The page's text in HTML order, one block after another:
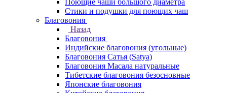
Поющие чаши большого диаметра
Стики и подушки для поющих чаш
Благовония
Назад
Благовония
Индийские благовония (угольные)
Благовония Сатья (Satya)
Благовония Масала натуральные
Тибетские благовония безосновные
Японские благовония